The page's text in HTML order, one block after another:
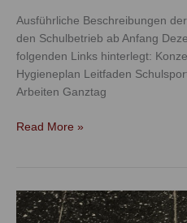
Ausführliche Beschreibungen
den Schulbetrieb ab Anfang
folgenden Links hinterlegt:
Hygieneplan Leitfaden
Arbeiten Ganztag
Read More »
Warnstufe
2